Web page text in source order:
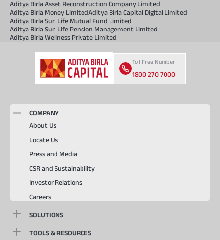
Aditya Birla Asset Reconstruction Company Limited
Aditya Birla Money LimitedAditya Birla Capital Digital Limited
Aditya Birla Sun Life Mutual Fund Limited
Aditya Birla Sun Life Pension Management Limited
Aditya Birla Wellness Private Limited
Toll Free Number
1800 270 7000
COMPANY
About Us
Locate Us
Press and Media
CSR and Sustainability
Investor Relations
Careers
SOLUTIONS
TOOLS & RESOURCES